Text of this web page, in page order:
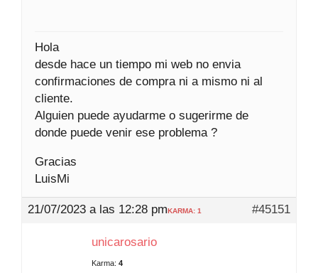
Hola
desde hace un tiempo mi web no envia
confirmaciones de compra ni a mismo ni al
cliente.
Alguien puede ayudarme o sugerirme de
donde puede venir ese problema ?
Gracias
LuisMi
21/07/2023 a las 12:28 pm #45151
KARMA: 1
unicarosario
Karma: 4